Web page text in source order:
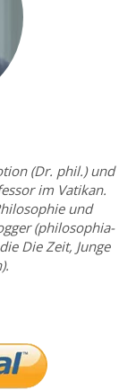
(Dr. phil.) und
im Vatikan.
und
(philosophia-
Die Zeit, Junge